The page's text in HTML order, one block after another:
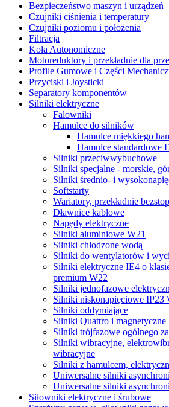
Bezpieczeństwo maszyn i urządzeń
Czujniki ciśnienia i temperatury
Czujniki poziomu i położenia
Filtracja
Koła Autonomiczne
Motoreduktory i przekładnie dla
Profile Gumowe i Części
Przyciski i Joysticki
Separatory komponentów
Silniki elektryczne
Falowniki
Hamulce do silników
Hamulce miękkiego
Hamulce standardowe
Silniki przeciwwybuchowe
Silniki specjalne - morskie,
Silniki średnio- i
Softstarty
Wariatory, przekładnie
Dławnice kablowe
Napędy elektryczne
Silniki aluminiowe W21
Silniki chłodzone wodą
Silniki do wentylatorów i
Silniki elektryczne IE4 o
premium W22
Silniki jednofazowe
Silniki niskonapięciowe IP23
Silniki oddymiające
Silniki Quattro i magnetyczne
Silniki trójfazowe ogólnego
Silniki wibracyjne,
wibracyjne
Silniki z hamulcem,
Uniwersalne silniki
Uniwersalne silniki
Siłowniki elektryczne i śrubowe